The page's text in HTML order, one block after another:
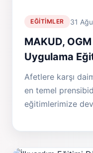
EĞITIMLER 31
MAKUD,
Uygulama
Afetlere karşı
en temel
eğitimlerimize